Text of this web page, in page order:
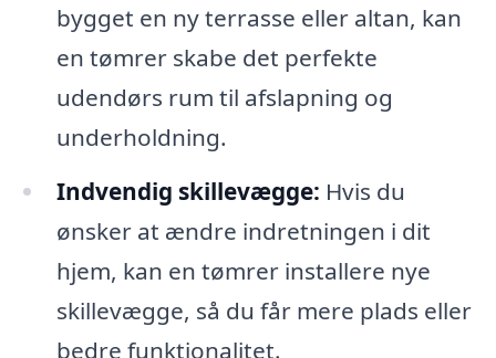
bygget en ny terrasse eller altan, kan
en tømrer skabe det perfekte
udendørs rum til afslapning og
underholdning.
Indvendig skillevægge: Hvis du
ønsker at ændre indretningen i dit
hjem, kan en tømrer installere nye
skillevægge, så du får mere plads eller
bedre funktionalitet.